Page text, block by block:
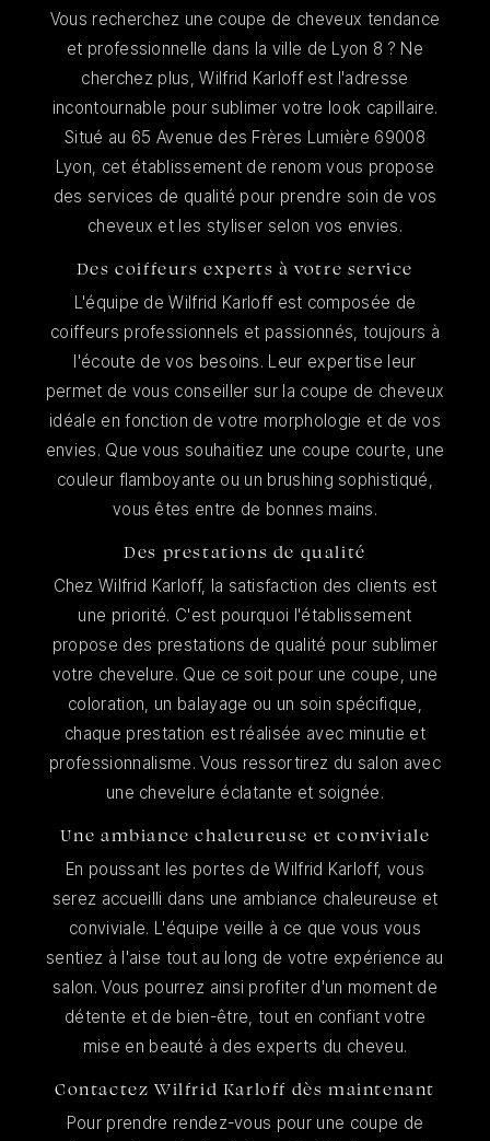
Vous recherchez une coupe de cheveux tendance
et professionnelle dans la ville de Lyon 8 ? Ne
cherchez plus, Wilfrid Karloff est l'adresse
incontournable pour sublimer votre look capillaire.
Situé au 65 Avenue des Frères Lumière 69008
Lyon, cet établissement de renom vous propose
des services de qualité pour prendre soin de vos
cheveux et les styliser selon vos envies.
Des coiffeurs experts à votre service
L'équipe de Wilfrid Karloff est composée de
coiffeurs professionnels et passionnés, toujours à
l'écoute de vos besoins. Leur expertise leur
permet de vous conseiller sur la coupe de cheveux
idéale en fonction de votre morphologie et de vos
envies. Que vous souhaitiez une coupe courte, une
couleur flamboyante ou un brushing sophistiqué,
vous êtes entre de bonnes mains.
Des prestations de qualité
Chez Wilfrid Karloff, la satisfaction des clients est
une priorité. C'est pourquoi l'établissement
propose des prestations de qualité pour sublimer
votre chevelure. Que ce soit pour une coupe, une
coloration, un balayage ou un soin spécifique,
chaque prestation est réalisée avec minutie et
professionnalisme. Vous ressortirez du salon avec
une chevelure éclatante et soignée.
Une ambiance chaleureuse et conviviale
En poussant les portes de Wilfrid Karloff, vous
serez accueilli dans une ambiance chaleureuse et
conviviale. L'équipe veille à ce que vous vous
sentiez à l'aise tout au long de votre expérience au
salon. Vous pourrez ainsi profiter d'un moment de
détente et de bien-être, tout en confiant votre
mise en beauté à des experts du cheveu.
Contactez Wilfrid Karloff dès maintenant
Pour prendre rendez-vous pour une coupe de